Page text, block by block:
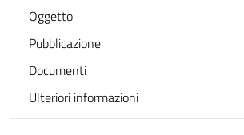
Oggetto
Pubblicazione
Documenti
Ulteriori informazioni